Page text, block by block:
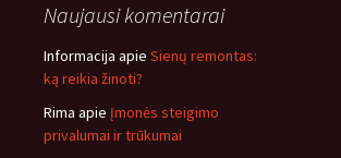
Naujausi komentarai
Informacija apie Sienų remontas:
ką reikia žinoti?
Rima apie Įmonės steigimo
privalumai ir trūkumai